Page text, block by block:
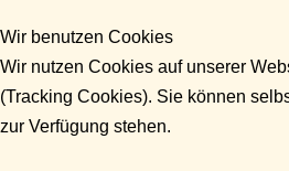
Wir benutzen Cookies
Wir nutzen Cookies auf unserer
(Tracking Cookies). Sie können
zur Verfügung stehen.